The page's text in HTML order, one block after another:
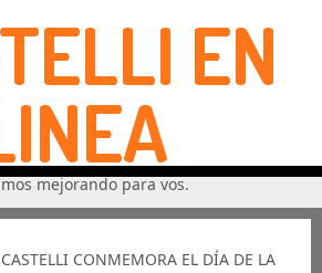
EN
mejorando para vos.
CONMEMORA EL DÍA DE LA